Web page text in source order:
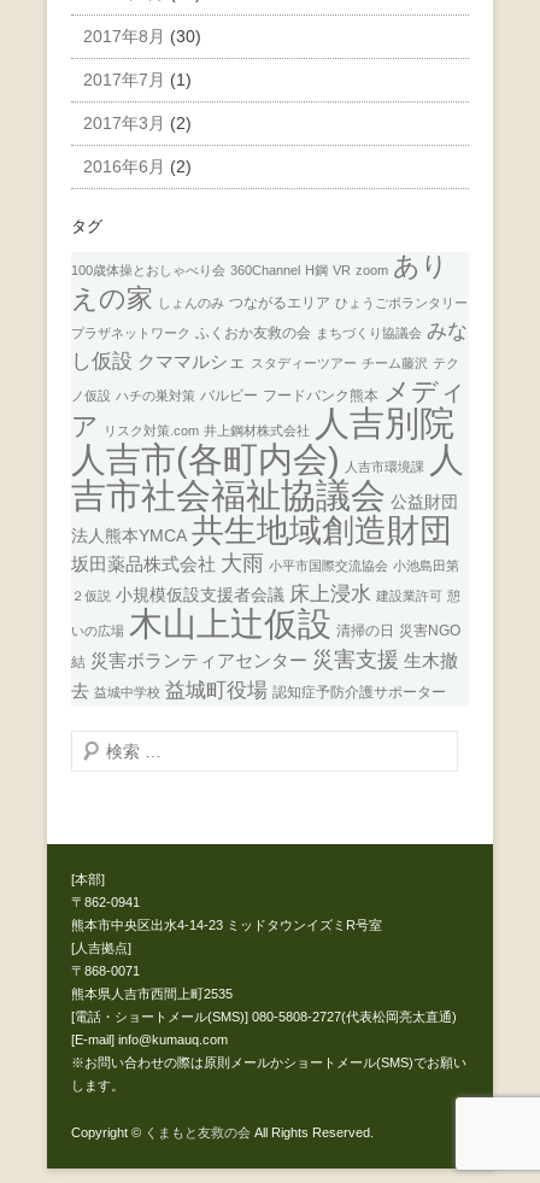
2017年8月 (30)
2017年7月 (1)
2017年3月 (2)
2016年6月 (2)
タグ
100歳体操とおしゃべり会 360Channel H鋼 VR zoom あり
えの家
しょんのみ つながるエリア ひょうごボランタリー
プラザネットワーク ふくおか友救の会 まちづくり協議会 みな
し仮設 クママルシェ スタディーツアー チーム藤沢 テク
ノ仮設 ハチの巣対策 バルビー フードバンク熊本
メディ
ア
リスク対策.com 井上鋼材株式会社
人吉別院
人吉市(各町内会)
人吉市環境課
人
吉市社会福祉協議会 公益財団
法人熊本YMCA 共生地域創造財団
坂田薬品株式会社 大雨 小平市国際交流協会 小池島田第
２仮説 小規模仮設支援者会議 床上浸水 建設業許可 憩
いの広場 木山上辻仮設 清掃の日 災害NGO
結 災害ボランティアセンター 災害支援 生木撤
去 益城中学校 益城町役場 認知症予防介護サポーター
検
索
[本部]
〒862-0941
熊本市中央区出水4-14-23 ミッドタウンイズミR号室
[人吉拠点]
〒868-0071
熊本県人吉市西間上町2535
[電話・ショートメール(SMS)] 080-5808-2727(代表松岡亮太直通)
[E-mail] info@kumauq.com
※お問い合わせの際は原則メールかショートメール(SMS)でお願い
します。
Copyright © くまもと友救の会 All Rights Reserved.